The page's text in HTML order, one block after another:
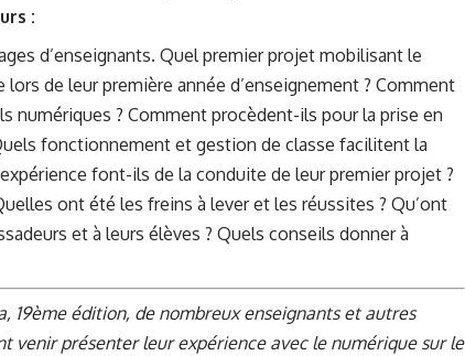
:
d’enseignants. Quel premier projet mobilisant le
de leur première année d’enseignement ? Comment
numériques ? Comment procèdent-ils pour la prise en
fonctionnement et gestion de classe facilitent la
font-ils de la conduite de leur premier projet ?
ont été les freins à lever et les réussites ? Qu’ont
et à leurs élèves ? Quels conseils donner à
19ème édition, de nombreux enseignants et autres
venir présenter leur expérience avec le numérique sur le